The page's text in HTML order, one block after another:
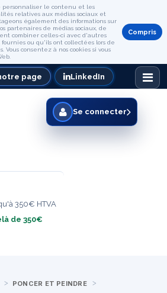
personnaliser le contenu et les
relatives aux médias sociaux et
également des informations sur
partenaires de médias sociaux, de
combiner celles-ci avec d'autres
ou qu'ils ont collectées lors de
consentez à nos cookies si vous
Compris
page LinkedIn
350€ HTVA
de 350€
Se connecter
PONCER ET PEINDRE